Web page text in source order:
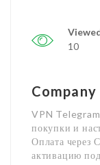
10
VPN
покупки и
Оплата через
активацию